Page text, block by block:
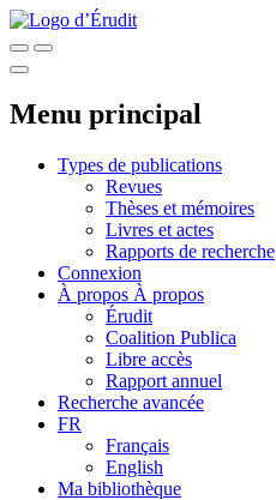
Menu principal
Types de publications
Revues
Thèses et mémoires
Livres et actes
Rapports de recherche
Connexion
À propos À propos
Érudit
Coalition Publica
Libre accès
Rapport annuel
Recherche avancée
FR
Français
English
Ma bibliothèque